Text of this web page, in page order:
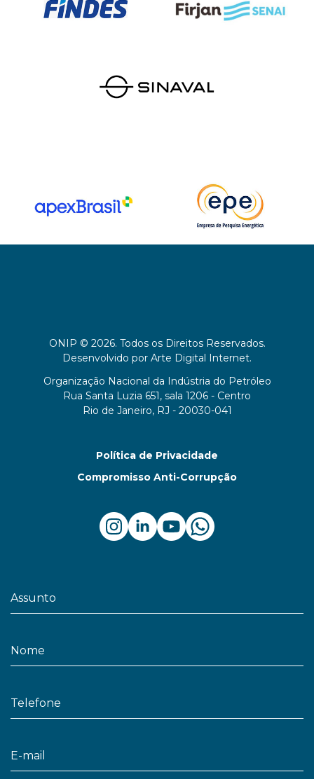
ONIP © 2026. Todos os Direitos Reservados.
Desenvolvido por Arte Digital Internet.
Organização Nacional da Indústria do Petróleo
Rua Santa Luzia 651, sala 1206 - Centro
Rio de Janeiro, RJ - 20030-041
Política de Privacidade
Compromisso Anti-Corrupção